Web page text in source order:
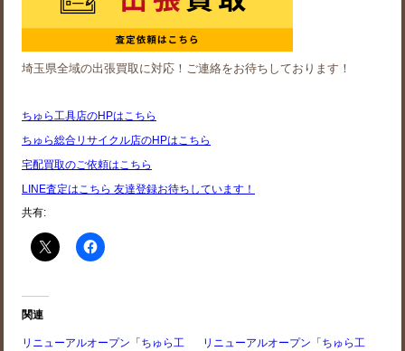
埼玉県全域の出張買取に対応！ご連絡をお待ちしております！
ちゅら工具店のHPはこちら
ちゅら総合リサイクル店のHPはこちら
宅配買取のご依頼はこちら
LINE査定はこちら 友達登録お待ちしています！
共有:
関連
リニューアルオープン「ちゅら工
リニューアルオープン「ちゅら工